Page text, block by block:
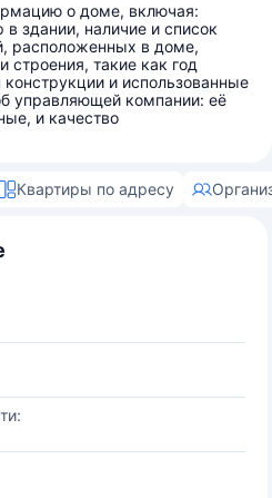
о доме, включая:
здании, наличие и список
расположенных в доме,
строения, такие как год
и использованные
управляющей компании: её
и качество
Квартиры по адресу